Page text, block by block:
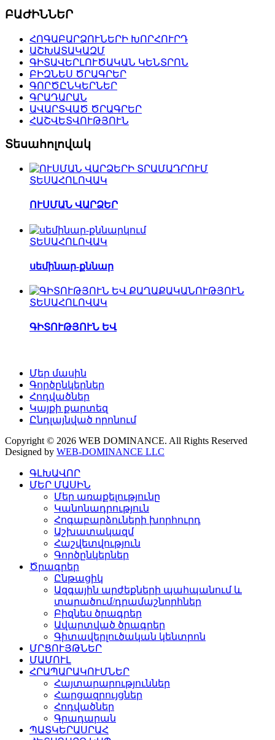
ԲԱԺԻՆՆԵՐ
ՀՈԳԱԲԱՐՁՈՒՆԵՐԻ ԽՈՐՀՈՒՐԴ
ԱՇԽԱՏԱԿԱԶՄ
ԳԻՏԱՎԵՐԼՈՒԾԱԿԱՆ ԿԵՆՏՐՈՆ
ԲԻԶՆԵՍ ԾՐԱԳՐԵՐ
ԳՈՐԾԸՆԿԵՐՆԵՐ
ԳՐԱԴԱՐԱՆ
ԱՎԱՐՏՎԱԾ ԾՐԱԳՐԵՐ
ՀԱՇՎԵՏՎՈՒԹՅՈՒՆ
Տեսահոլովակ
ՏԵՍԱՀՈԼՈՎԱԿ
ՈՒՍՄԱՆ ՎԱՐՁԵՐ
ՏԵՍԱՀՈԼՈՎԱԿ
սեմինար-քննար
ՏԵՍԱՀՈԼՈՎԱԿ
ԳԻՏՈՒԹՅՈՒՆ ԵՎ
Մեր մասին
Գործընկերներ
Հոդվածներ
Կայքի քարտեզ
Ընդլայնված որոնում
Copyright © 2026 WEB DOMINANCE. All Rights Reserved
Designed by WEB-DOMINANCE LLC
ԳԼԽԱՎՈՐ
ՄԵՐ ՄԱՍԻՆ
Մեր առաքելությունը
Կանոնադրություն
Հոգաբարձուների խորհուրդ
Աշխատակազմ
Հաշվետվություն
Գործընկերներ
Ծրագրեր
Ընթացիկ
Ազգային արժեքների պահպանում և
տարածում/դրամաշնորհներ
Բիզնես ծրագրեր
Ավարտված ծրագրեր
Գիտավերլուծական կենտրոն
ՄՐՑՈՒՅԹՆԵՐ
ՄԱՄՈՒԼ
ՀՐԱՊԱՐԱԿՈՒՄՆԵՐ
Հայտարարություններ
Հարցազրույցներ
Հոդվածներ
Գրադարան
ՊԱՏԿԵՐԱՍՐԱՀ